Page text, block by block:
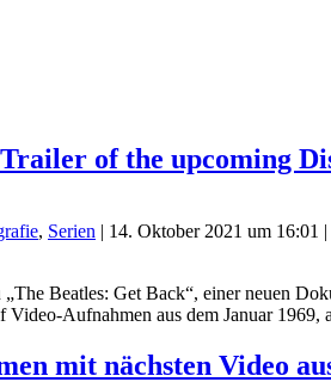
of the upcoming
, Serien | 14. Oktober 2021 um 16:01 |
Beatles: Get Back“, einer neuen
Video-Aufnahmen aus dem Januar
mit nächsten Video